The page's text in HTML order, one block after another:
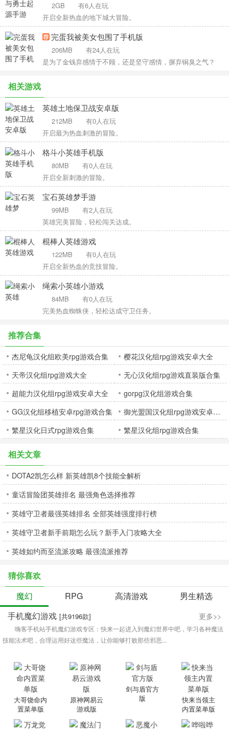
2GB
有6人在玩
开启全新热血的地下城大冒险。
完蛋我被美女包围了手机版
206MB
有24人在玩
是为了金钱弃感情于不顾，还是坚守感情，摒弃铜臭之气？
相关游戏
英雄土地保卫战安卓版
212MB
有0人在玩
开启最为热血刺激的冒险。
格斗小英雄手机版
80MB
有0人在玩
开启全新刺激的冒险。
宝石英雄梦手游
99MB
有2人在玩
英雄完美冒险，轻松闯关达成。
棍棒人英雄游戏
122MB
有0人在玩
开启全新热血的竞技冒险。
绳索小英雄小游戏
84MB
有0人在玩
完美热血蜘蛛侠，轻松达成守卫任务。
推荐合集
杰尼龟汉化组欧美rpg游戏合集
樱花汉化组rpg游戏安卓大全
天帝汉化组rpg游戏大全
无心汉化组rpg游戏直装版合集
超能力汉化组rpg游戏安卓大全
gorpg汉化组游戏合集
GG汉化组移植安卓rpg游戏合集
御光盟国汉化组rpg游戏安卓大全
繁星汉化日式rpg游戏合集
繁星汉化组rpg游戏合集
相关文章
DOTA2凯怎么样 新英雄凯8个技能全解析
童话冒险团英雄排名 最强角色选择推荐
英雄守卫者最强英雄排名 全部英雄强度排行榜
英雄守卫者新手前期怎么玩？新手入门攻略大全
英雄如约而至流派攻略 最强流派推荐
猜你喜欢
魔幻
RPG 高清游戏
男生精选
手机魔幻游戏 [共9196款] 更多>>
嗨客手机站手机魔幻游戏专区：快来一起进入到魔幻世界中吧，学习各种魔法
技能法术吧，合理运用好这些魔法，让你能够打败那些邪恶...
大哥饶命内
置菜单版
原神网易云
游戏版
剑与盾官方
版
快来当领主
内置菜单版